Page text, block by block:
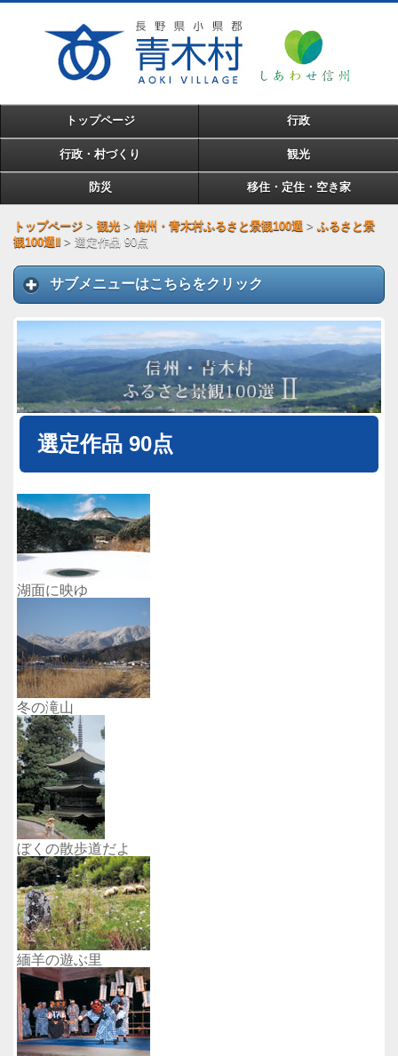
トップページ 行政
行政・村づくり 観光
防災 移住・定住・空き家
トップページ > 観光 > 信州・青木村ふるさと景観100選 > ふるさと景
観100選Ⅱ > 選定作品 90点
サブメニューはこちらをクリック
選定作品 90点
湖面に映ゆ
冬の滝山
ぼくの散歩道だよ
緬羊の遊ぶ里